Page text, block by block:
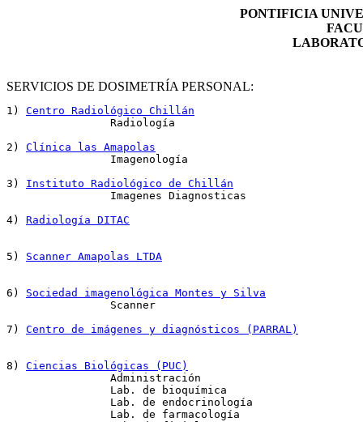
PONTIFICIA
SERVICIOS DE DOSIMETRÍA PERSONAL:
1) Centro Radiológico Chillán
2) Clínica las Amapolas
3) Instituto Radiológico de Chillán
4) Radiología DITAC
5) Scanner Amapolas LTDA
6) Sociedad imagenológica Montes y Silva
7) Centro de imágenes y diagnósticos (PARRAL)
8) Ciencias Biológicas (PUC)